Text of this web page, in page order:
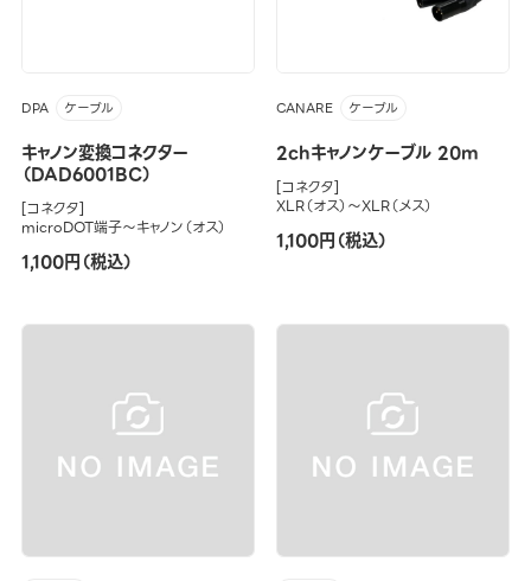
DPA ケーブル
キャノン変換コネクター
（DAD6001BC）
[コネクタ]
microDOT端子～キャノン（オス）
1,100円（税込）
CANARE ケーブル
2chキャノンケーブル 20m
[コネクタ]
XLR（オス）～XLR（メス）
1,100円（税込）